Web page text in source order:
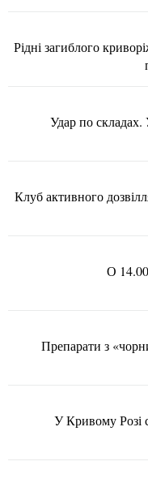
Рідні загиблого
Удар по
Клуб активного
О
Препарати з
У Кривому Розі